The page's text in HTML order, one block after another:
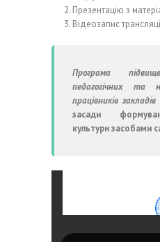
Презентацію з
Відеозапис
Програма
педагогічних та
працівників закладів
засади
культури засобами